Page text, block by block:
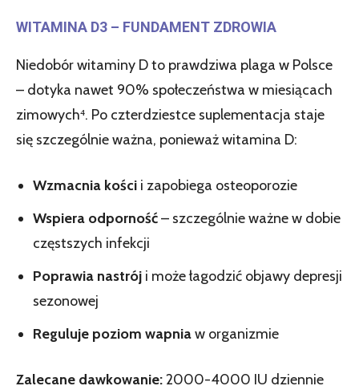
WITAMINA D3 – FUNDAMENT ZDROWIA
Niedobór witaminy D to prawdziwa plaga w Polsce
– dotyka nawet 90% społeczeństwa w miesiącach
zimowych⁴. Po czterdziestce suplementacja staje
się szczególnie ważna, ponieważ witamina D:
Wzmacnia kości i zapobiega osteoporozie
Wspiera odporność– szczególnie ważne w dobie
częstszych infekcji
Poprawia nastrój i może łagodzić objawy depresji
sezonowej
Reguluje poziom wapniaw organizmie
Zalecane dawkowanie:2000-4000 IU dziennie